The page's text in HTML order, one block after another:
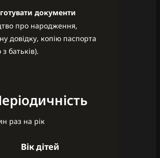
документи
про народження,
довідку, копію паспорта
батьків).
раз на рік
Вік дітей